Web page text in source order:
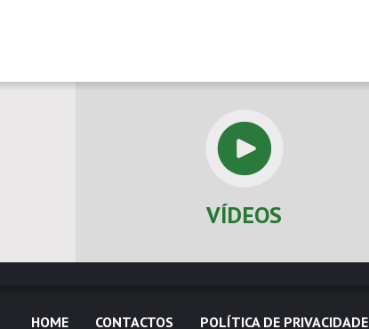
VÍDEOS
HOME CONTACTOS POLÍTICA DE PRIVACIDADE